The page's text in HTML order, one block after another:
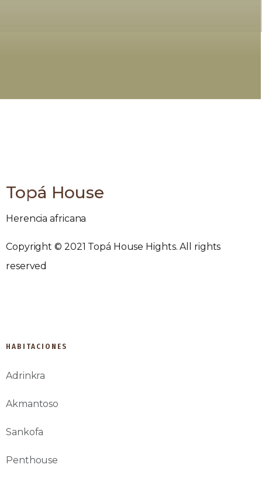
Topá House
Herencia africana
Copyright © 2021 Topá House Hights. All rights
reserved
HABITACIONES
Adrinkra
Akmantoso
Sankofa
Penthouse